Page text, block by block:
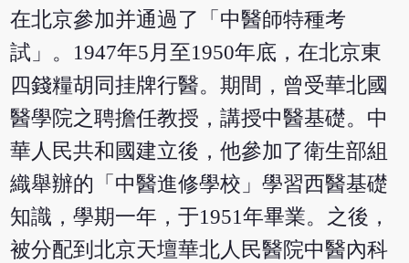
在北京參加并通過了「中醫師特種考
試」。1947年5月至1950年底，在北京東
四錢糧胡同挂牌行醫。期間，曾受華北國
醫學院之聘擔任教授，講授中醫基礎。中
華人民共和國建立後，他參加了衛生部組
織舉辦的「中醫進修學校」學習西醫基礎
知識，學期一年，于1951年畢業。之後，
被分配到北京天壇華北人民醫院中醫內科